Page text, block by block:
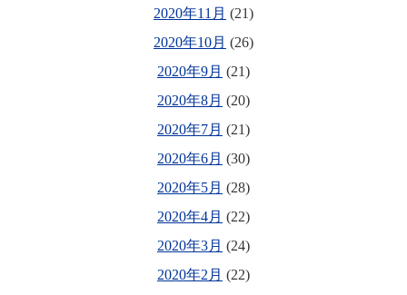
2020年11月 (21)
2020年10月 (26)
2020年9月 (21)
2020年8月 (20)
2020年7月 (21)
2020年6月 (30)
2020年5月 (28)
2020年4月 (22)
2020年3月 (24)
2020年2月 (22)